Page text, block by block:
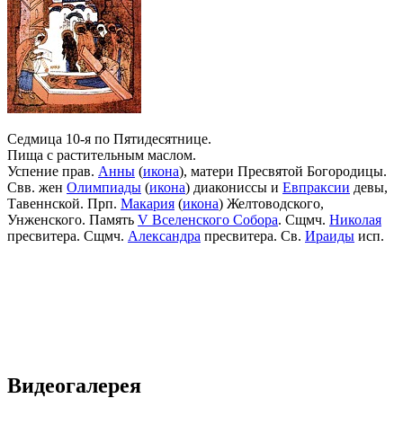
Седмица 10-я по Пятидесятнице.
Пища с растительным маслом.
Успение прав. Анны (икона), матери Пресвятой Богородицы.
Свв. жен Олимпиады (икона) диакониссы и Евпраксии девы,
Тавеннской. Прп. Макария (икона) Желтоводского,
Унженского. Память V Вселенского Собора. Сщмч. Николая
пресвитера. Сщмч. Александра пресвитера. Св. Ираиды исп.
Видеогалерея